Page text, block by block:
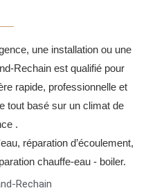
une installation ou une
Rechain est qualifié pour
rapide, professionnelle et
tout basé sur un climat de
.
réparation d’écoulement,
chauffe-eau - boiler.
Rechain